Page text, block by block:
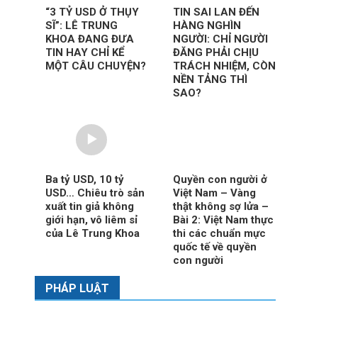
“3 TỶ USD Ở THỤY
SĨ”: LÊ TRUNG
KHOA ĐANG ĐƯA
TIN HAY CHỈ KỂ
MỘT CÂU CHUYỆN?
TIN SAI LAN ĐẾN
HÀNG NGHÌN
NGƯỜI: CHỈ NGƯỜI
ĐĂNG PHẢI CHỊU
TRÁCH NHIỆM, CÒN
NỀN TẢNG THÌ
SAO?
Ba tỷ USD, 10 tỷ
USD… Chiêu trò sản
xuất tin giả không
giới hạn, vô liêm sỉ
của Lê Trung Khoa
Quyền con người ở
Việt Nam – Vàng
thật không sợ lửa –
Bài 2: Việt Nam thực
thi các chuẩn mực
quốc tế về quyền
con người
PHÁP LUẬT